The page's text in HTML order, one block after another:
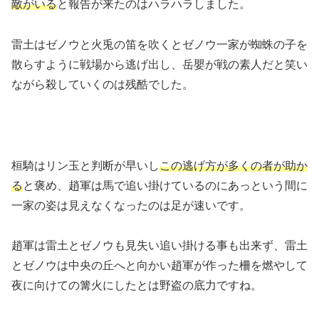
敵がいると報告が来たのはハラハラしました。
雷土はゼノウと火兎の笛を吹くとゼノウ一家が蜘蛛の子を
散らすように戦場から逃げ出し、岳嬰が戦の素人だと笑い
ながら殺していくのは残酷でした。
桓騎はリン玉と判断が早いしこの逃げ方が多くの者が助か
ると褒め、趙軍は馬で追い掛けているのにあっという間に
一家の姿は見えなくなったのは足が速いです。
趙軍は雷土とゼノウも見失い追い掛ける事も出来ず、雷土
とゼノウは中央の丘へと向かい趙軍が作った柵を燃やして
夜に向けての篝火にしたとは野盗の底力ですね。